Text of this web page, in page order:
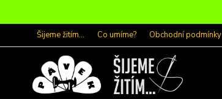
Šijeme žitím... Co umíme? Obchodní podmínky